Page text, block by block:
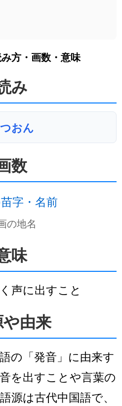
み方・画数・意味
み
おん
数
字・名前
の地名
味
声に出すこと
由来
の「発音」に由来す
を出すことや言葉の
源は古代中国語で、